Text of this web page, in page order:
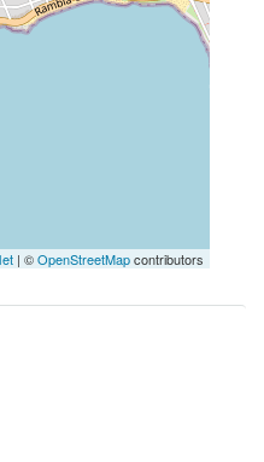
| ©OpenStreetMapcontributors